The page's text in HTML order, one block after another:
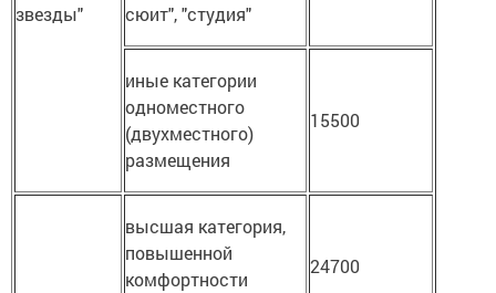
звезды"
сюит", "студия"
иные категории
одноместного
(двухместного)
размещения
15500
высшая категория,
повышенной
комфортности
24700